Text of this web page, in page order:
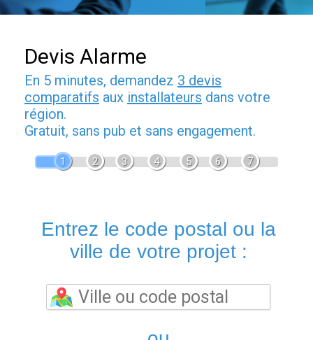
Devis Alarme
En 5 minutes, demandez 3 devis
comparatifs aux installateurs dans votre
région.
Gratuit, sans pub et sans engagement.
1 2 3 4 5 6 7
Entrez le code postal ou la
ville de votre projet :